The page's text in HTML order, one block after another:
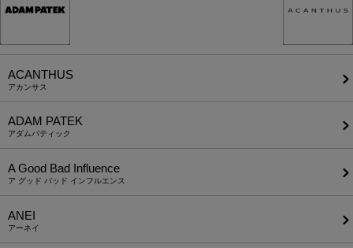
ACANTHUS
アカンサス
ADAM PATEK
アダムパティック
A Good Bad Influence
ア グッド バッド インフルエンス
ANEI
アーネイ